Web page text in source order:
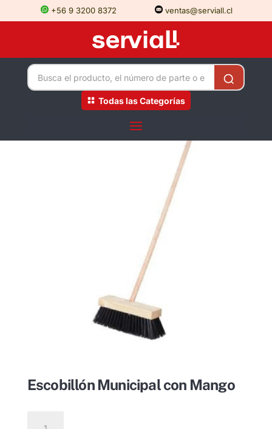
+56 9 3200 8372 ventas@serviall.cl
Todas las Categorías
Escobillón Municipal con Mango